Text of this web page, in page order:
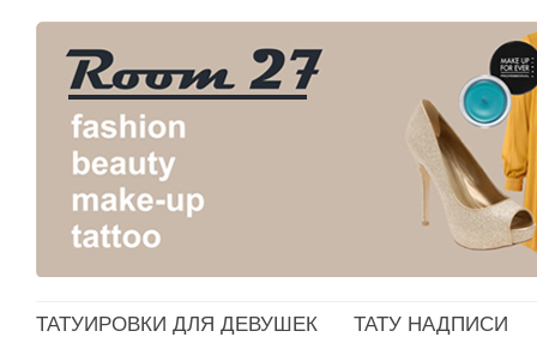
ТАТУИРОВКИ ДЛЯ ДЕВУШЕК ТАТУ НАДПИСИ